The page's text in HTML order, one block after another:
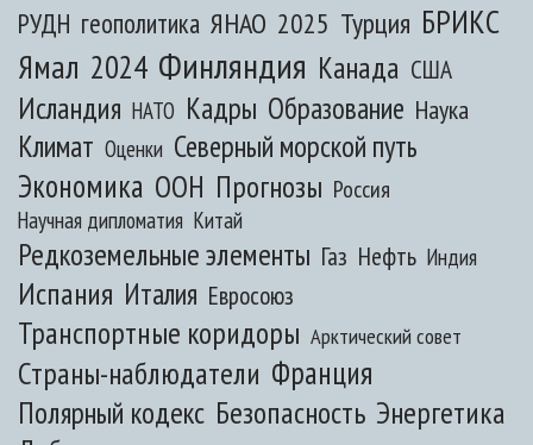
РУДН геополитика ЯНАО 2025 Турция БРИКС
Ямал 2024 Финляндия Канада США
Исландия НАТО Кадры Образование Наука
Климат Оценки Северный морской путь
Экономика ООН Прогнозы Россия
Научная дипломатия Китай
Редкоземельные элементы Газ Нефть Индия
Испания Италия Евросоюз
Транспортные коридоры Арктический совет
Страны-наблюдатели Франция
Полярный кодекс Безопасность Энергетика